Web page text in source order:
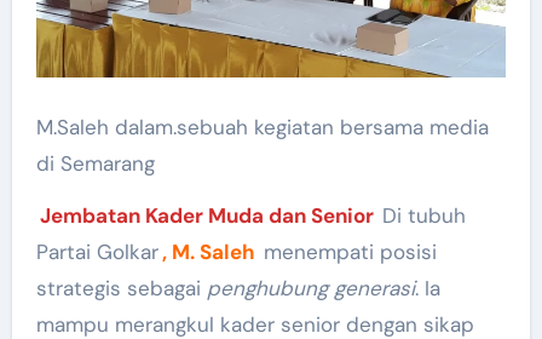
M.Saleh dalam.sebuah kegiatan bersama media
di Semarang
Jembatan Kader Muda dan Senior Di tubuh
Partai Golkar, M. Saleh menempati posisi
strategis sebagai penghubung generasi. Ia
mampu merangkul kader senior dengan sikap